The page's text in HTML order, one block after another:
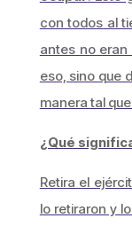
con todos al
antes no
eso, sino que
manera tal
¿Qué
Retira el
lo retiraron y